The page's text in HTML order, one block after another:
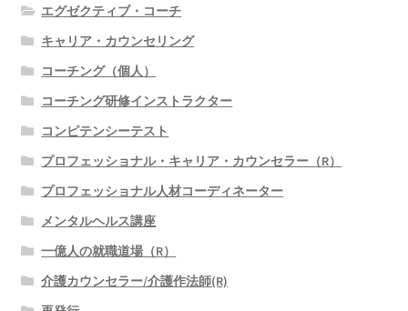
エグゼクティブ・コーチ
キャリア・カウンセリング
コーチング（個人）
コーチング研修インストラクター
コンピテンシーテスト
プロフェッショナル・キャリア・カウンセラー（R）
プロフェッショナル人材コーディネーター
メンタルヘルス講座
一億人の就職道場（R）
介護カウンセラー/介護作法師(R)